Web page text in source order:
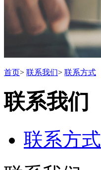
首页> 联系我们> 联系方式
联系我们
联系方式